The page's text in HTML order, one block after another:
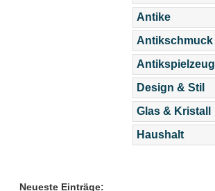
Antike
Antikschmuck
Antikspielzeug
Design & Stil
Glas & Kristall
Haushalt
Neueste Einträge: